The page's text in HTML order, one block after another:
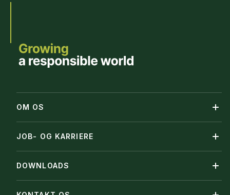
OM OS
JOB- OG KARRIERE
DOWNLOADS